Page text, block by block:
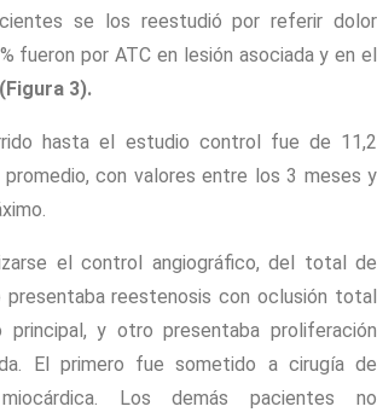
se los reestudió por referir dolor
fueron por ATC en lesión asociada y en el
(Figura 3).
hasta el estudio control fue de 11,2
promedio, con valores entre los 3 meses y
el control angiográfico, del total de
presentaba reestenosis con oclusión total
principal, y otro presentaba proliferación
El primero fue sometido a cirugía de
miocárdica. Los demás pacientes no